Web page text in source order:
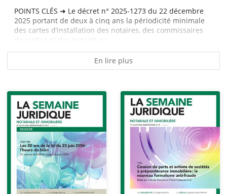
POINTS CLÉS ➜ Le décret n° 2025-1273 du 22 décembre
2025 portant de deux à cinq ans la périodicité minimale
des cartes d’installation des notaires, des commissaires
de justice et des avocats au...
En lire plus